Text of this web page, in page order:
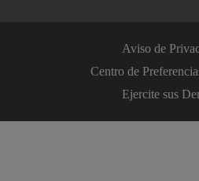
Aviso de
Centro de
Ejercite sus